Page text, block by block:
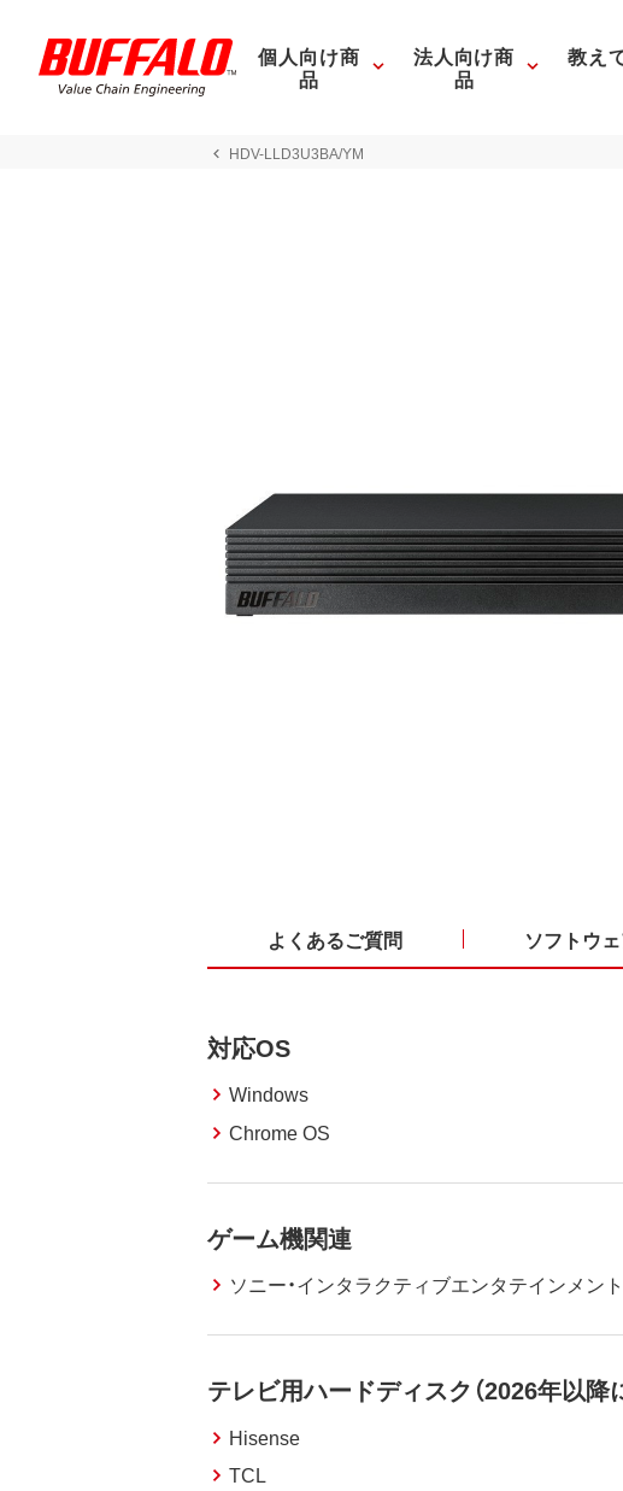
個人向け商
品
法人向け商
品
教え
HDV-LLD3U3BA/YM
よくあるご質問 ソフトウ
対応OS
Windows
Chrome OS
ゲーム機関連
ソニー・インタラクティブエンタテインメント
テレビ用ハードディスク（2026年以降
Hisense
TCL